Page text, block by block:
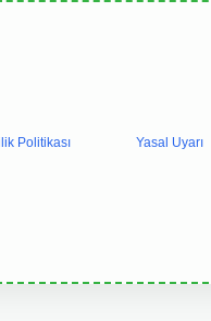
Politikası Yasal Uyarı